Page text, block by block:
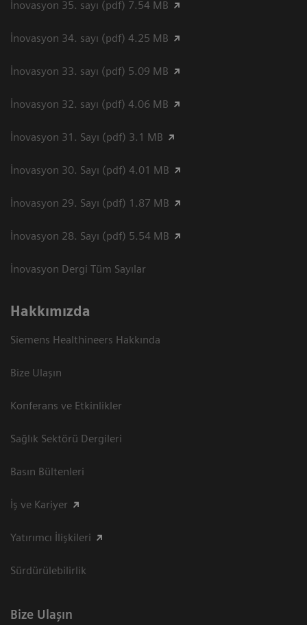
İnovasyon 35. sayı (pdf) 7.54 MB
İnovasyon 34. sayı (pdf) 4.25 MB
İnovasyon 33. sayı (pdf) 5.09 MB
İnovasyon 32. sayı (pdf) 4.06 MB
İnovasyon 31. Sayı (pdf) 3.1 MB
İnovasyon 30. Sayı (pdf) 4.01 MB
İnovasyon 29. Sayı (pdf) 1.87 MB
İnovasyon 28. Sayı (pdf) 5.54 MB
İnovasyon Dergi Tüm Sayılar
Hakkımızda
Siemens Healthineers Hakkında
Bize Ulaşın
Konferans ve Etkinlikler
Sağlık Sektörü Dergileri
Basın Bültenleri
İş ve Kariyer
Yatırımcı İlişkileri
Sürdürülebilirlik
Bize Ulaşın